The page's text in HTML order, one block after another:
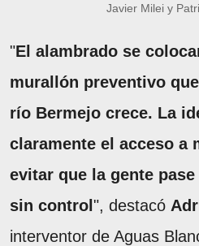
Javier Milei y
"El alambrado se
murallón preventivo
río Bermejo crece. La
claramente el acceso a
evitar que la gente
sin control ", destacó
interventor de Aguas